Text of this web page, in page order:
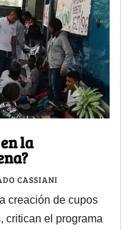
la
CASSIANI
creación de cupos
critican el programa